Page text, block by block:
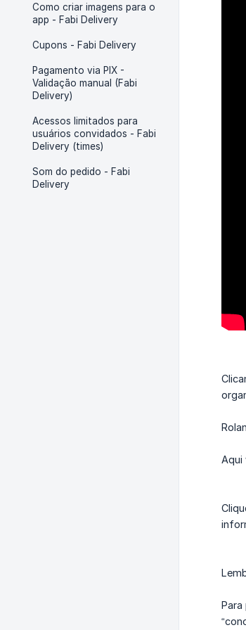
Como criar imagens para o
app - Fabi Delivery
Cupons - Fabi Delivery
Pagamento via PIX -
Validação manual (Fabi
Delivery)
Acessos limitados para
usuários convidados - Fabi
Delivery (times)
Som do pedido - Fabi
Delivery
Aqui